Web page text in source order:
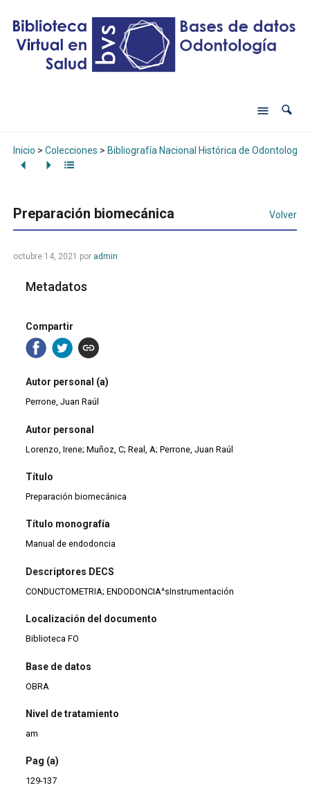
Inicio > Colecciones > Bibliografía Nacional Histórica de Odontología
Preparación biomecánica Volver
octubre 14, 2021 por admin
Metadatos
Compartir
Autor personal (a)
Perrone, Juan Raúl
Autor personal
Lorenzo, Irene; Muñoz, C; Real, A; Perrone, Juan Raúl
Título
Preparación biomecánica
Título monografía
Manual de endodoncia
Descriptores DECS
CONDUCTOMETRIA; ENDODONCIA^sInstrumentación
Localización del documento
Biblioteca FO
Base de datos
OBRA
Nivel de tratamiento
am
Pag (a)
129-137